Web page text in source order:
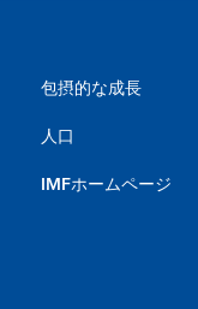
包摂的な成長
人口
IMFホームページ